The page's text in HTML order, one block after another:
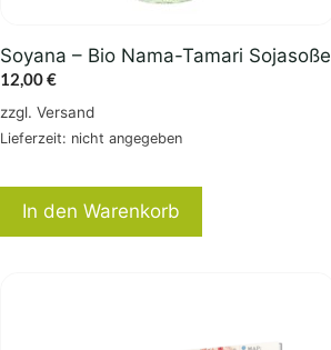
Soyana – Bio Nama-Tamari Sojasoße
12,00€
zzgl. Versand
Lieferzeit: nicht angegeben
In den Warenkorb